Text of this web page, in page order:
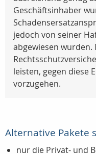
Geschäftsinhaber
jedoch von seiner
abgewiesen wurden.
leisten, gegen diese
vorzugehen.
Alternative Pakete
nur die Privat- und